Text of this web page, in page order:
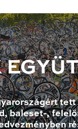
tett
baleset-,